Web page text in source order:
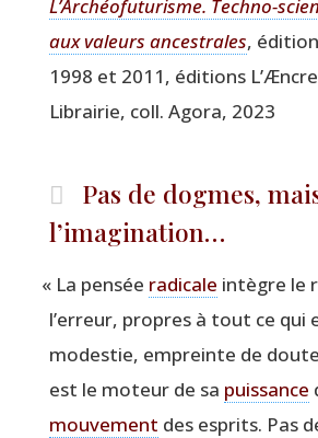
L’Archéofuturisme. Tech­no-
aux valeurs ances­trales,
1998 et 2011, édi­tions
Librai­rie, coll. Ago­ra, 2023
Pas de dogmes,
l’imagination…
« La pen­sée radi­cale intègre le
l’erreur, propres à tout ce qui
modes­tie, empreinte de
est le moteur de sa puis­sance
mou­ve­ment des esprits. Pas